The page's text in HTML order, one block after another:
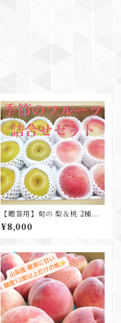
【贈答用】旬の 梨＆桃 2種詰
合せ ギフト 贈り物
¥8,000